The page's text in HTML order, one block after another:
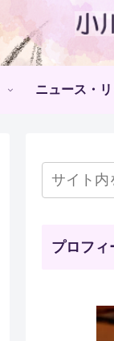
ニュース・
プロフィ